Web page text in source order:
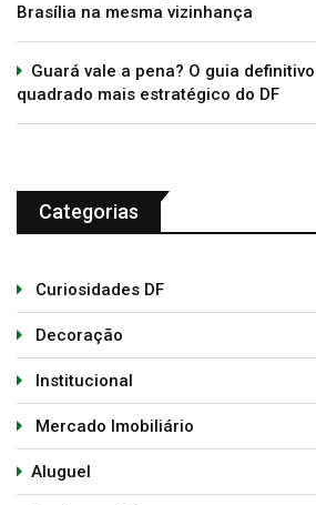
Brasília na mesma vizinhança
Guará vale a pena? O guia
quadrado mais estratégico do DF
Categorias
Curiosidades DF
Decoração
Institucional
Mercado Imobiliário
Aluguel